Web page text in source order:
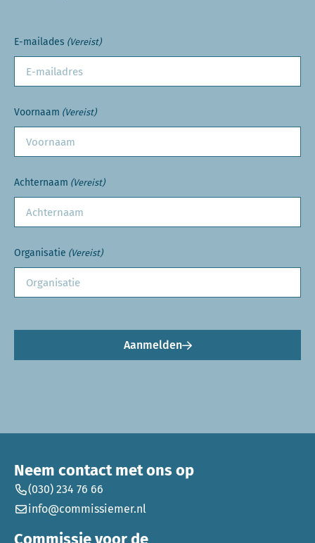
E-mailades (Vereist)
Voornaam (Vereist)
Achternaam (Vereist)
Organisatie (Vereist)
Aanmelden
Neem contact met ons op
(030) 234 76 66
info@commissiemer.nl
Commissie voor de